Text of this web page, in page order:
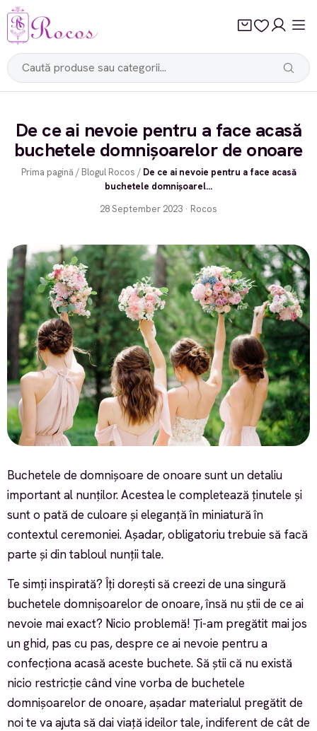
De ce ai nevoie pentru a face acasă
buchetele domnișoarelor de onoare
Prima pagină / Blogul Rocos / De ce ai nevoie pentru a face acasă
buchetele domnișoarel...
28 September 2023 · Rocos
Buchetele de domnișoare de onoare sunt un detaliu
important al nunților. Acestea le completează ținutele și
sunt o pată de culoare și eleganță în miniatură în
contextul ceremoniei. Așadar, obligatoriu trebuie să facă
parte și din tabloul nunții tale.
Te simți inspirată? Îți dorești să creezi de una singură
buchetele domnișoarelor de onoare, însă nu știi de ce ai
nevoie mai exact? Nicio problemă! Ți-am pregătit mai jos
un ghid, pas cu pas, despre ce ai nevoie pentru a
confecționa acasă aceste buchete. Să știi că nu există
nicio restricție când vine vorba de buchetele
domnișoarelor de onoare, așadar materialul pregătit de
noi te va ajuta să dai viață ideilor tale, indiferent de cât de